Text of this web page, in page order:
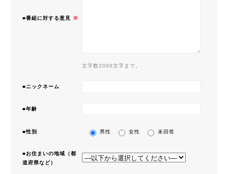
■番組に対する意見 ※
文字数2000文字まで。
■ニックネーム
■年齢
■性別 男性 女性 未回答
■お住まいの地域（都
道府県など）